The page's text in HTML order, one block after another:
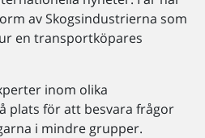
av Skogsindustrierna som
en transportköpares
inom olika
plats för att besvara frågor
i mindre grupper.